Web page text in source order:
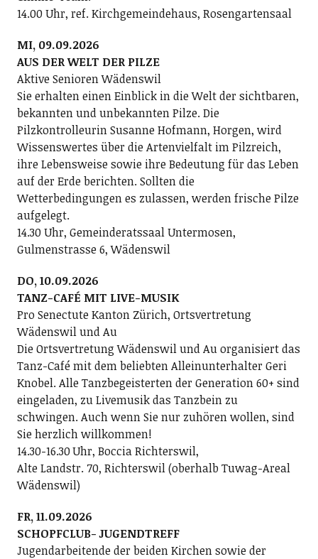
14.00 Uhr, ref. Kirchgemeindehaus, Rosengartensaal
MI, 09.09.2026
AUS DER WELT DER PILZE
Aktive Senioren Wädenswil
Sie erhalten einen Einblick in die Welt der sichtbaren,
bekannten und unbekannten Pilze. Die
Pilzkontrolleurin Susanne Hofmann, Horgen, wird
Wissenswertes über die Artenvielfalt im Pilzreich,
ihre Lebensweise sowie ihre Bedeutung für das Leben
auf der Erde berichten. Sollten die
Wetterbedingungen es zulassen, werden frische Pilze
aufgelegt.
14.30 Uhr, Gemeinderatssaal Untermosen,
Gulmenstrasse 6, Wädenswil
DO, 10.09.2026
TANZ-CAFÉ MIT LIVE-MUSIK
Pro Senectute Kanton Zürich, Ortsvertretung
Wädenswil und Au
Die Ortsvertretung Wädenswil und Au organisiert das
Tanz-Café mit dem beliebten Alleinunterhalter Geri
Knobel. Alle Tanzbegeisterten der Generation 60+ sind
eingeladen, zu Livemusik das Tanzbein zu
schwingen. Auch wenn Sie nur zuhören wollen, sind
Sie herzlich willkommen!
14.30-16.30 Uhr, Boccia Richterswil,
Alte Landstr. 70, Richterswil (oberhalb Tuwag-Areal
Wädenswil)
FR, 11.09.2026
SCHOPFCLUB- JUGENDTREFF
Jugendarbeitende der beiden Kirchen sowie der